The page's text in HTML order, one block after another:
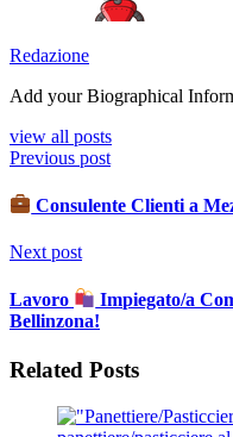
Redazione
Add your Biographical
view all posts
Previous post
Consulente Clienti a
Next post
Lavoro
Impiegato/a
Bellinzona!
Related Posts